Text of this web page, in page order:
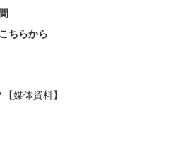
ちらから
媒体資料】